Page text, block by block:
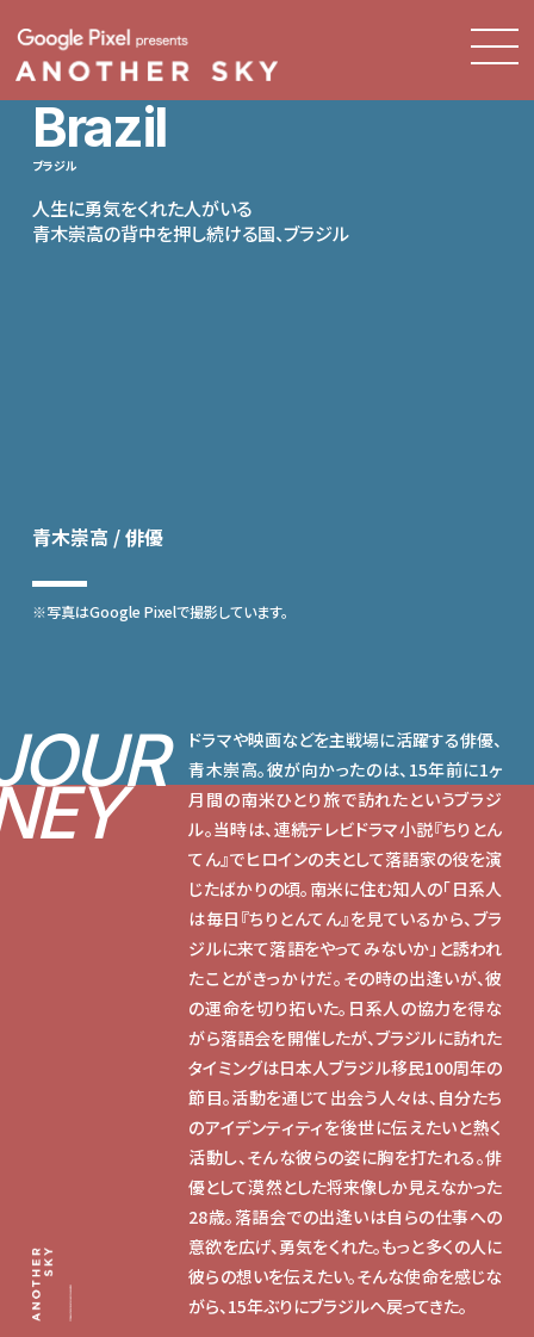
Brazil
ブラジル
人生に勇気をくれた人がいる
青木崇高の背中を押し続ける国、ブラジル
青木崇高 / 俳優
※写真はGoogle Pixelで撮影しています。
ドラマや映画などを主戦場に活躍する俳優、
青木崇高。彼が向かったのは、15年前に1ヶ
月間の南米ひとり旅で訪れたというブラジ
ル。当時は、連続テレビドラマ小説『ちりとん
てん』でヒロインの夫として落語家の役を演
じたばかりの頃。南米に住む知人の「日系人
は毎日『ちりとんてん』を見ているから、ブラ
ジルに来て落語をやってみないか」と誘われ
たことがきっかけだ。その時の出逢いが、彼
の運命を切り拓いた。日系人の協力を得な
がら落語会を開催したが、ブラジルに訪れた
タイミングは日本人ブラジル移民100周年の
節目。活動を通じて出会う人々は、自分たち
のアイデンティティを後世に伝えたいと熱く
活動し、そんな彼らの姿に胸を打たれる。俳
優として漠然とした将来像しか見えなかった
28歳。落語会での出逢いは自らの仕事への
意欲を広げ、勇気をくれた。もっと多くの人に
彼らの想いを伝えたい。そんな使命を感じな
がら、15年ぶりにブラジルへ戻ってきた。